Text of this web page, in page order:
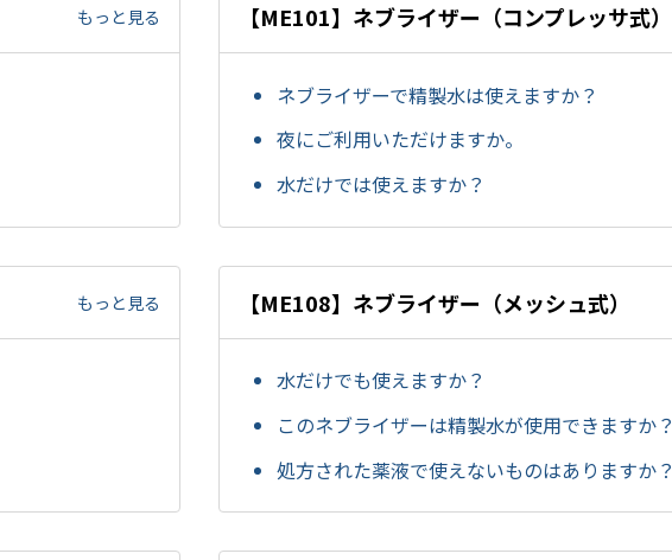
もっと見る 【ME101】ネブライザー（コンプレッサ式）
ネブライザーで精製水は使えますか？
夜にご利用いただけますか。
水だけでは使えますか？
もっと見る 【ME108】ネブライザー（メッシュ式）
水だけでも使えますか？
このネブライザーは精製水が使用できますか？
処方された薬液で使えないものはありますか？